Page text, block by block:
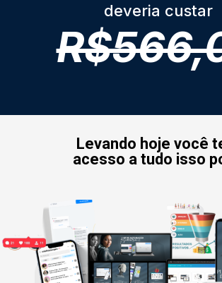
deveria custar
Levando hoje você
acesso a tudo isso